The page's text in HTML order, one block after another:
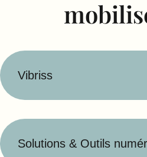
Vibriss
Solutions & Outils